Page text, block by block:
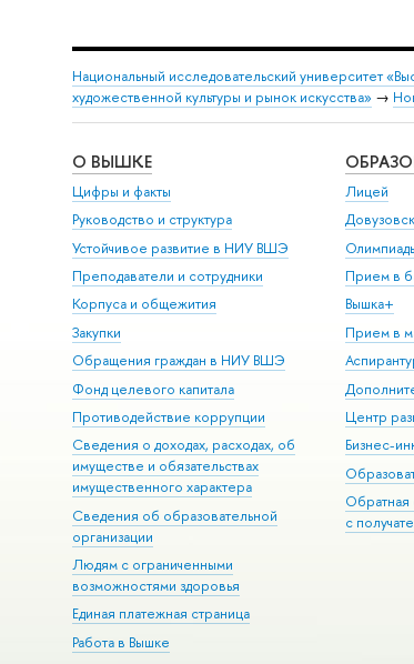
Национальный исследовательский университет
художественной культуры и рынок искусства» →
О ВЫШКЕ
Цифры и факты
Руководство и структура
Устойчивое развитие в НИУ ВШЭ
Преподаватели и сотрудники
Корпуса и общежития
Закупки
Обращения граждан в НИУ ВШЭ
Фонд целевого капитала
Противодействие коррупции
Сведения о доходах, расходах, об
имуществе и обязательствах
имущественного характера
Сведения об образовательной
организации
Людям с ограниченными
возможностями здоровья
Единая платежная страница
Работа в Вышке
Лицей
Прием в
Вышка+
Прием в
Центр
Бизнес-
Обратная
с